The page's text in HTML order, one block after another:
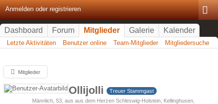
Anmelden oder registrieren
Dashboard Forum Mitglieder Galerie Kalender
Letzte Aktivitäten Benutzer online Team-Mitglieder Mitgliedersuche
Mitglieder
Ollijolli
Treuer Stammgast
Männlich 53 aus aus dem Herzen Schleswig-Holstein, Kellinghusen